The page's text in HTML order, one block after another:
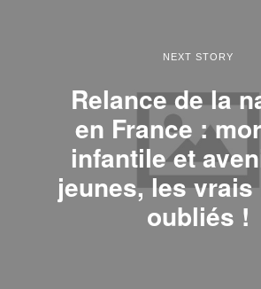
NEXT STORY
Relance de la
en France :
infantile et
jeunes, les
oubliés !